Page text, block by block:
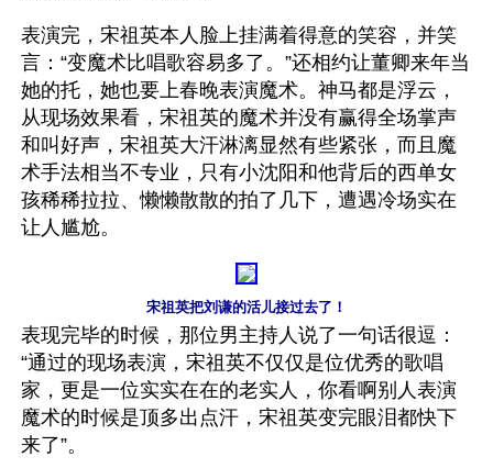
表演完，宋祖英本人脸上挂满着得意的笑容，并笑
言：“变魔术比唱歌容易多了。”还相约让董卿来年当
她的托，她也要上春晚表演魔术。神马都是浮云，
从现场效果看，宋祖英的魔术并没有赢得全场掌声
和叫好声，宋祖英大汗淋漓显然有些紧张，而且魔
术手法相当不专业，只有小沈阳和他背后的西单女
孩稀稀拉拉、懒懒散散的拍了几下，遭遇冷场实在
让人尴尬。
宋祖英把刘谦的活儿接过去了！
表现完毕的时候，那位男主持人说了一句话很逗：
“通过的现场表演，宋祖英不仅仅是位优秀的歌唱
家，更是一位实实在在的老实人，你看啊别人表演
魔术的时候是顶多出点汗，宋祖英变完眼泪都快下
来了”。